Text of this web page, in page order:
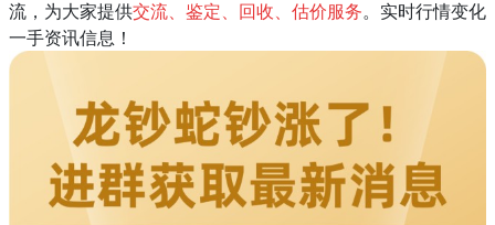
流，为大家提供交流、鉴定、回收、估价服务。实时行情变化
一手资讯信息！